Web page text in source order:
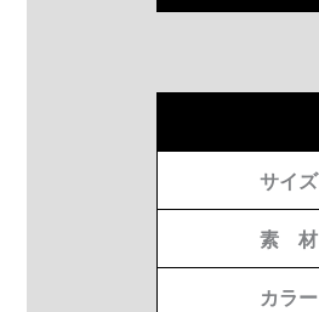
サイズ
素 材
カラー